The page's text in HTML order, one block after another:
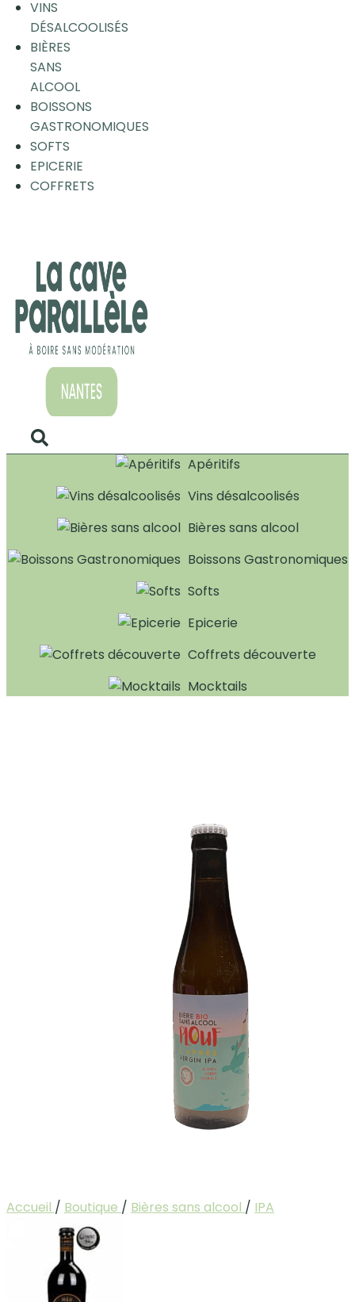
VINS
DÉSALCOOLISÉS
BIÈRES
SANS
ALCOOL
BOISSONS
GASTRONOMIQUES
SOFTS
EPICERIE
COFFRETS
Apéritifs
Vins désalcoolisés
Bières sans alcool
Boissons Gastronomiques
Softs
Epicerie
Coffrets découverte
Mocktails
Accueil / Boutique / Bières sans alcool / IPA